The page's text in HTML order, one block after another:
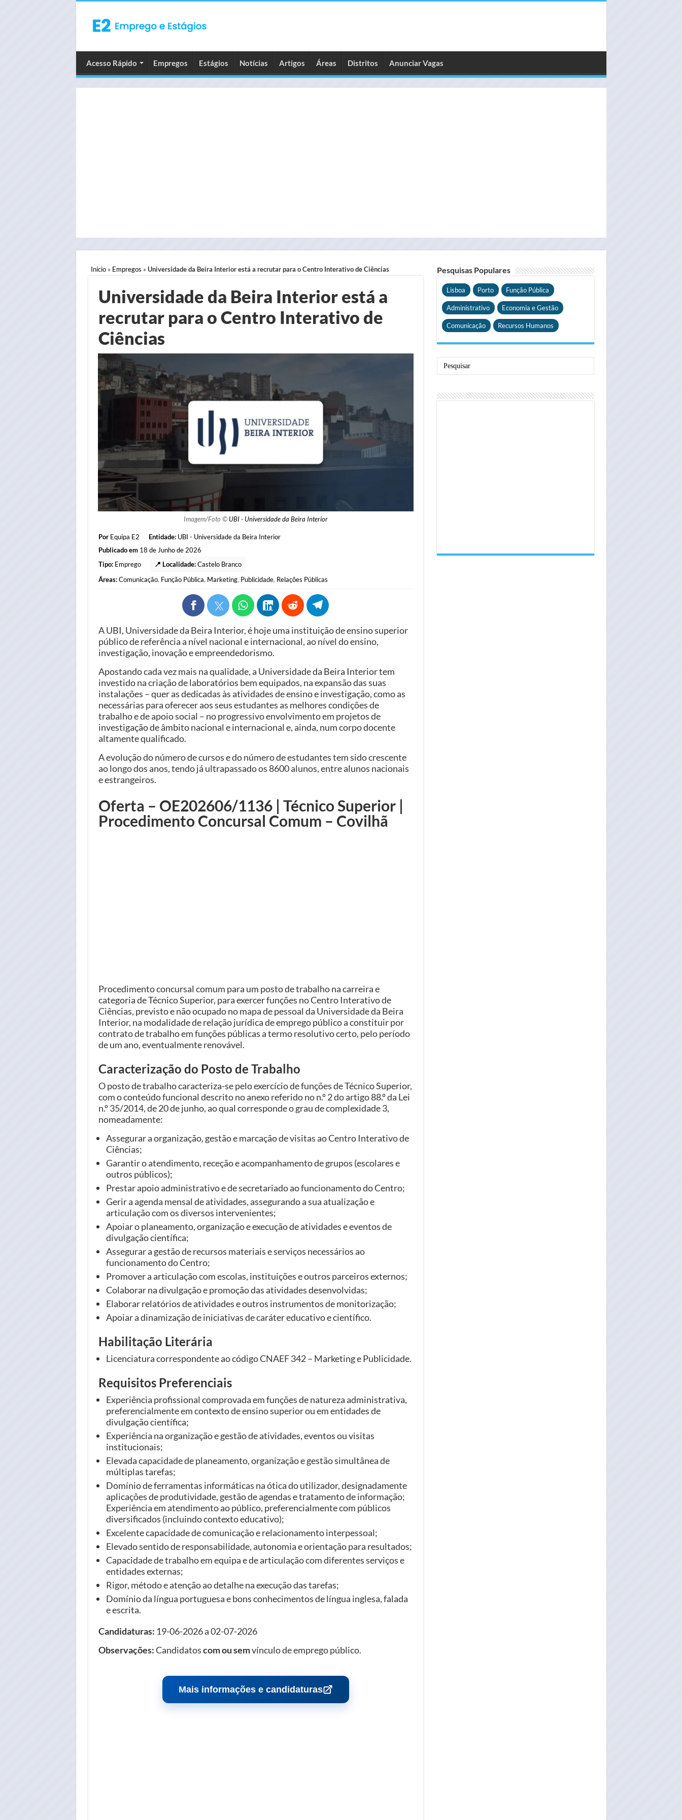
Acesso Rápido Empregos Estágios Notícias Artigos Áreas Distritos Anunciar Vagas
Início» Empregos » Universidade da Beira Interior está a recrutar para o Centro Interativo de Ciências
Universidade da Beira Interior está a
recrutar para o Centro Interativo de
Ciências
Imagem/Foto © UBI - Universidade da Beira Interior
Por Equipa E2 Entidade: UBI - Universidade da Beira Interior
Publicado em18 de Junho de 2026
Tipo: Emprego 📍 Localidade: Castelo Branco
Áreas: Comunicação, Função Pública, Marketing, Publicidade, Relações Públicas
A UBI, Universidade da Beira Interior, é hoje uma instituição de ensino superior
público de referência a nível nacional e internacional, ao nível do ensino,
investigação, inovação e empreendedorismo.
Apostando cada vez mais na qualidade, a Universidade da Beira Interior tem
investido na criação de laboratórios bem equipados, na expansão das suas
instalações – quer as dedicadas às atividades de ensino e investigação, como as
necessárias para oferecer aos seus estudantes as melhores condições de
trabalho e de apoio social – no progressivo envolvimento em projetos de
investigação de âmbito nacional e internacional e, ainda, num corpo docente
altamente qualificado.
A evolução do número de cursos e do número de estudantes tem sido crescente
ao longo dos anos, tendo já ultrapassado os 8600 alunos, entre alunos nacionais
e estrangeiros.
Oferta – OE202606/1136 | Técnico Superior |
Procedimento Concursal Comum – Covilhã
Procedimento concursal comum para um posto de trabalho na carreira e
categoria de Técnico Superior, para exercer funções no Centro Interativo de
Ciências, previsto e não ocupado no mapa de pessoal da Universidade da Beira
Interior, na modalidade de relação jurídica de emprego público a constituir por
contrato de trabalho em funções públicas a termo resolutivo certo, pelo período
de um ano, eventualmente renovável.
Caracterização do Posto de Trabalho
O posto de trabalho caracteriza-se pelo exercício de funções de Técnico Superior,
com o conteúdo funcional descrito no anexo referido no n.º 2 do artigo 88.º da Lei
n.º 35/2014, de 20 de junho, ao qual corresponde o grau de complexidade 3,
nomeadamente:
Assegurar a organização, gestão e marcação de visitas ao Centro Interativo de
Ciências;
Garantir o atendimento, receção e acompanhamento de grupos (escolares e
outros públicos);
Prestar apoio administrativo e de secretariado ao funcionamento do Centro;
Gerir a agenda mensal de atividades, assegurando a sua atualização e
articulação com os diversos intervenientes;
Apoiar o planeamento, organização e execução de atividades e eventos de
divulgação científica;
Assegurar a gestão de recursos materiais e serviços necessários ao
funcionamento do Centro;
Promover a articulação com escolas, instituições e outros parceiros externos;
Colaborar na divulgação e promoção das atividades desenvolvidas;
Elaborar relatórios de atividades e outros instrumentos de monitorização;
Apoiar a dinamização de iniciativas de caráter educativo e científico.
Habilitação Literária
Licenciatura correspondente ao código CNAEF 342 – Marketing e Publicidade.
Requisitos Preferenciais
Experiência profissional comprovada em funções de natureza administrativa,
preferencialmente em contexto de ensino superior ou em entidades de
divulgação científica;
Experiência na organização e gestão de atividades, eventos ou visitas
institucionais;
Elevada capacidade de planeamento, organização e gestão simultânea de
múltiplas tarefas;
Domínio de ferramentas informáticas na ótica do utilizador, designadamente
aplicações de produtividade, gestão de agendas e tratamento de informação;
Experiência em atendimento ao público, preferencialmente com públicos
diversificados (incluindo contexto educativo);
Excelente capacidade de comunicação e relacionamento interpessoal;
Elevado sentido de responsabilidade, autonomia e orientação para resultados;
Capacidade de trabalho em equipa e de articulação com diferentes serviços e
entidades externas;
Rigor, método e atenção ao detalhe na execução das tarefas;
Domínio da língua portuguesa e bons conhecimentos de língua inglesa, falada
e escrita.
Candidaturas: 19-06-2026 a 02-07-2026
Observações:Candidatoscom ou semvínculo de emprego público.
Mais informações e candidaturas
Pesquisas Populares
Lisboa Porto Função Pública
Administrativo Economia e Gestão
Comunicação Recursos Humanos